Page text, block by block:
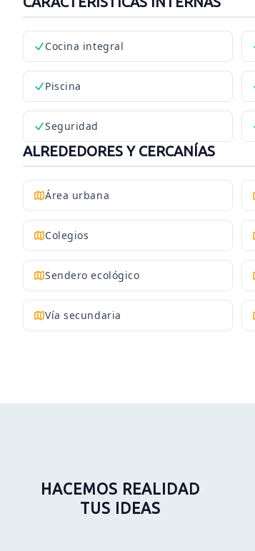
Cocina integral
Piscina
Seguridad
ALREDEDORES Y CERCANÍAS
Área urbana
Colegios
Sendero ecológico
Vía secundaria
HACEMOS REALIDAD
TUS IDEAS